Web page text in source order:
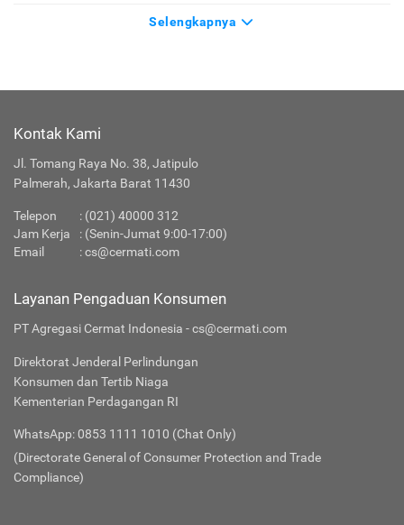
Selengkapnya
Kontak Kami
Jl. Tomang Raya No. 38, Jatipulo
Palmerah, Jakarta Barat 11430
Telepon : (021) 40000 312
Jam Kerja
: (Senin-Jumat 9:00-17:00)
Email
:cs@cermati.com
Layanan Pengaduan Konsumen
PT Agregasi Cermat Indonesia - cs@cermati.com
Direktorat Jenderal Perlindungan
Konsumen dan Tertib Niaga
Kementerian Perdagangan RI
WhatsApp: 0853 1111 1010 (Chat Only)
(Directorate General of Consumer Protection and Trade
Compliance)